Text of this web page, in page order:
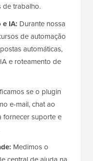
trabalho.
e IA: Durante nossa
de automação
automáticas,
e roteamento de
se o plugin
e-mail, chat ao
fornecer suporte e
Medimos o